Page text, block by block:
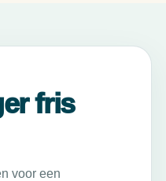
fris
voor een